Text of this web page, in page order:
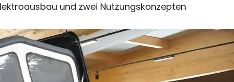
und zwei Nutzungskonzepten